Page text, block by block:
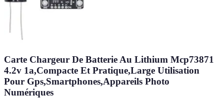
Carte Chargeur De Batterie Au Lithium Mcp73871
4.2v 1a,Compacte Et Pratique,Large Utilisation
Pour Gps,Smartphones,Appareils Photo
Numériques